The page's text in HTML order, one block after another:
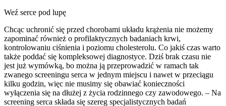
Weź serce pod lupę
Chcąc uchronić się przed chorobami układu krążenia nie możemy
zapominać również o profilaktycznych badaniach krwi,
kontrolowaniu ciśnienia i poziomu cholesterolu. Co jakiś czas warto
także poddać się kompleksowej diagnostyce. Dziś brak czasu nie
jest już wymówką, bo można ją przeprowadzić w ramach tak
zwanego screeningu serca w jednym miejscu i nawet w przeciągu
kilku godzin, więc nie musimy się obawiać konieczności
wyłączenia się na dłużej z życia rodzinnego czy zawodowego. – Na
screening serca składa się szereg specjalistycznych badań